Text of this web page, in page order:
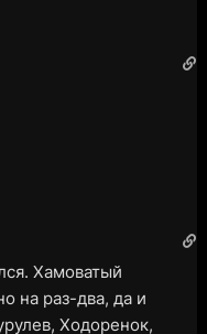
Хамоватый
на раз-два, да и
Ходоренок,